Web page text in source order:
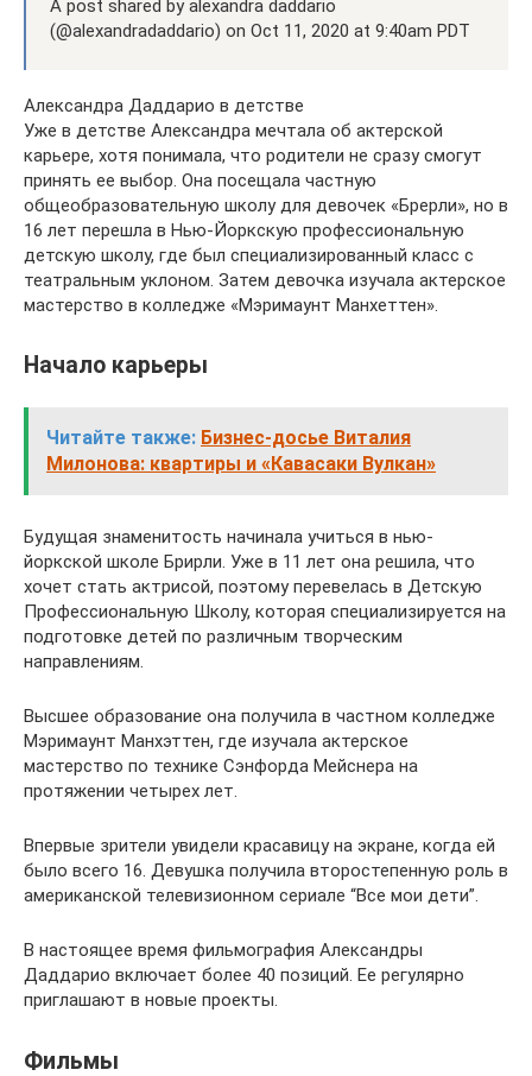
A post shared by alexandra daddario
(@alexandradaddario) on Oct 11, 2020 at 9:40am PDT
Александра Даддарио в детстве
Уже в детстве Александра мечтала об актерской
карьере, хотя понимала, что родители не сразу смогут
принять ее выбор. Она посещала частную
общеобразовательную школу для девочек «Брерли», но в
16 лет перешла в Нью-Йоркскую профессиональную
детскую школу, где был специализированный класс с
театральным уклоном. Затем девочка изучала актерское
мастерство в колледже «Мэримаунт Манхеттен».
Начало карьеры
Читайте также: Бизнес-досье Виталия
Милонова: квартиры и «Кавасаки Вулкан»
Будущая знаменитость начинала учиться в нью-
йоркской школе Брирли. Уже в 11 лет она решила, что
хочет стать актрисой, поэтому перевелась в Детскую
Профессиональную Школу, которая специализируется на
подготовке детей по различным творческим
направлениям.
Высшее образование она получила в частном колледже
Мэримаунт Манхэттен, где изучала актерское
мастерство по технике Сэнфорда Мейснера на
протяжении четырех лет.
Впервые зрители увидели красавицу на экране, когда ей
было всего 16. Девушка получила второстепенную роль в
американской телевизионном сериале “Все мои дети”.
В настоящее время фильмография Александры
Даддарио включает более 40 позиций. Ее регулярно
приглашают в новые проекты.
Фильмы